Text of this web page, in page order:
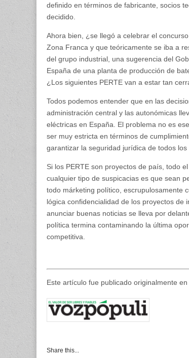
definido en términos de fabricante, socios
decidido.
Ahora bien, ¿se llegó a celebrar el
Zona Franca y que teóricamente se iba a
del grupo industrial, una sugerencia del
España de una planta de producción de
¿Los siguientes PERTE van a estar tan
Todos podemos entender que en las
administración central y las autonómicas
eléctricas en España. El problema no es
ser muy estricta en términos de
garantizar la seguridad jurídica de todos los
Si los PERTE son proyectos de país, todo
cualquier tipo de suspicacias es que sean
todo márketing político, escrupulosamente
lógica confidencialidad de los proyectos de
anunciar buenas noticias se lleva por
política termina contaminando la última
competitiva.
Este artículo fue publicado originalmente en
Share this...